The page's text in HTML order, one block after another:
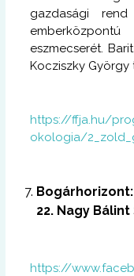
gazdasági
eszmecserét.
Kocziszky
https://ffja.hu/
okologia/
22. Nagy
https://